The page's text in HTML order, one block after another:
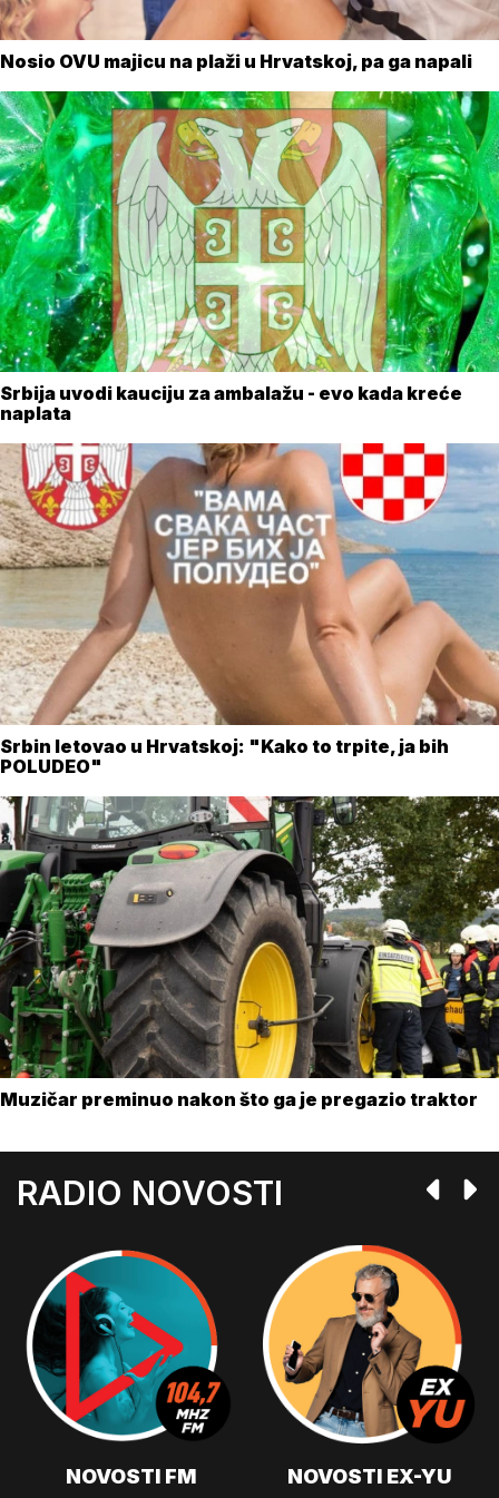
Nosio OVU majicu na plaži u Hrvatskoj, pa ga napali
Srbija uvodi kauciju za ambalažu - evo kada kreće
naplata
Srbin letovao u Hrvatskoj: "Kako to trpite, ja bih
POLUDEO"
Muzičar preminuo nakon što ga je pregazio traktor
RADIO NOVOSTI
NOVOSTI FM NOVOSTI EX-YU